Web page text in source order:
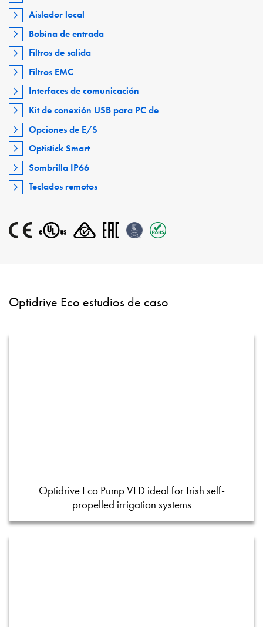
Aislador local
Bobina de entrada
Filtros de salida
Filtros EMC
Interfaces de comunicación
Kit de conexión USB para PC de
Opciones de E/S
Optistick Smart
Sombrilla IP66
Teclados remotos
Optidrive Eco estudios de caso
Optidrive Eco Pump VFD ideal for Irish self-
propelled irrigation systems